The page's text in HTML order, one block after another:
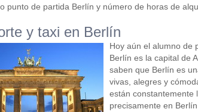
punto de partida Berlín y número de horas de
y taxi en Berlín
Hoy aún el alumno de
Berlín es la capital de
saben que Berlín es
vivas, alegres y
están constantemente
precisamente en